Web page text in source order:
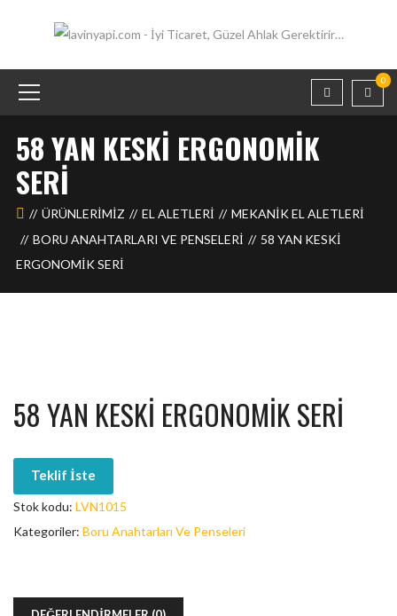
0
58 YAN KESKI ERGONOMIK
SERI
ÜRÜNLERIMIZ EL ALETLERİ
MEKANIK EL ALETLERI
BORU ANAHTARLARI VE PENSELERI
58 YAN KESKI
ERGONOMIK SERI
58 YAN KESKI ERGONOMIK SERI
Teklif İste
Stok kodu: LVN1015
Kategoriler: Boru Anahtarları Ve Penseleri